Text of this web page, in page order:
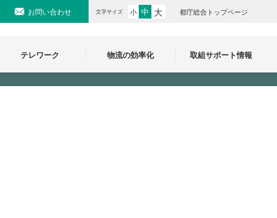
お問い合わせ 文字サイズ 小 中 大 都庁総合トップページ
テレワーク 物流の効率化 取組サポート情報